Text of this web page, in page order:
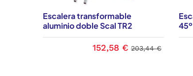
Escalera transformable
aluminio doble Scal TR2
152,58 € 203,44 €
45º